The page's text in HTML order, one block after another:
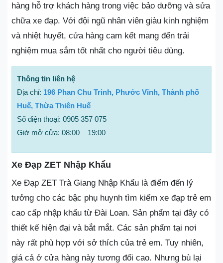
hàng hỗ trợ khách hàng trong việc bảo dưỡng và sửa
chữa xe đạp. Với đội ngũ nhân viên giàu kinh nghiệm
và nhiệt huyết, cửa hàng cam kết mang đến trải
nghiệm mua sắm tốt nhất cho người tiêu dùng.
Thông tin liên hệ
Địa chỉ: 196 Phan Chu Trinh, Phước Vĩnh, Thành phố
Huế, Thừa Thiên Huế
Số điện thoại: 0905 357 075
Giờ mở cửa: 08:00 – 19:00
Xe Đạp ZET Nhập Khẩu
Xe Đạp ZET Trà Giang Nhập Khẩu là điểm đến lý
tưởng cho các bậc phụ huynh tìm kiếm xe đạp trẻ em
cao cấp nhập khẩu từ Đài Loan. Sản phẩm tại đây có
thiết kế hiện đại và bắt mắt. Các sản phẩm tại nơi
này rất phù hợp với sở thích của trẻ em. Tuy nhiên,
giá cả ở cửa hàng này tương đối cao. Nhưng bù lại